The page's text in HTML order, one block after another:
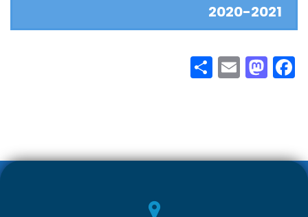
2020-2021
F
ac
o
M
as
o
E
m